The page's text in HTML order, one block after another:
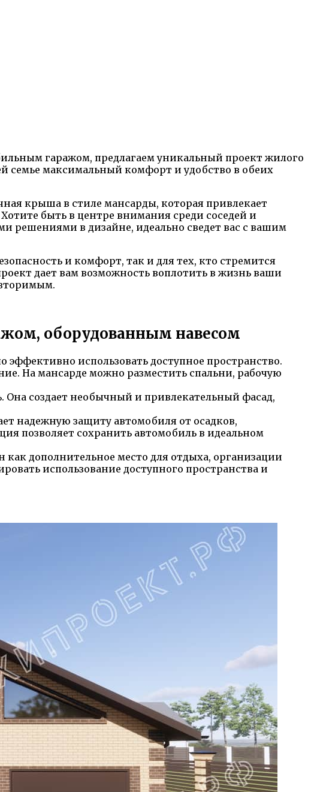
гаражом, предлагаем уникальный проект жилого
семье максимальный комфорт и удобство в обеих
крыша в стиле мансарды, которая привлекает
быть в центре внимания среди соседей и
решениями в дизайне, идеально сведет вас с вашим
и комфорт, так и для тех, кто стремится
дает вам возможность воплотить в жизнь ваши
оборудованным навесом
использовать доступное пространство.
На мансарде можно разместить спальни, рабочую
создает необычный и привлекательный фасад,
надежную защиту автомобиля от осадков,
позволяет сохранить автомобиль в идеальном
дополнительное место для отдыха, организации
использование доступного пространства и